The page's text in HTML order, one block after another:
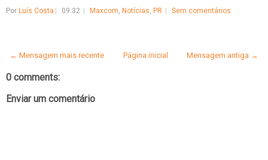
Por Luís Costa 09:32 Maxcom, Notícias, PR Sem comentários
← Mensagem mais recente Mensagem antiga →
Página inicial
0 comments:
Enviar um comentário